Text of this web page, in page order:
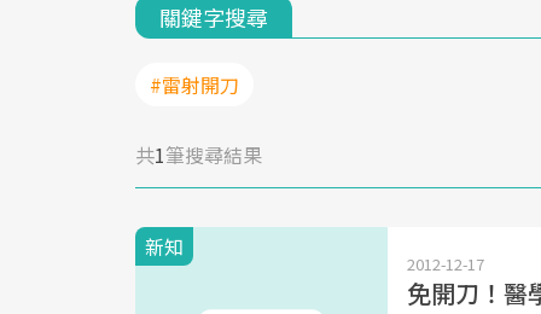
關鍵字搜尋
#雷射開刀
共1筆搜尋結果
新知
2012-12-17
免開刀！醫